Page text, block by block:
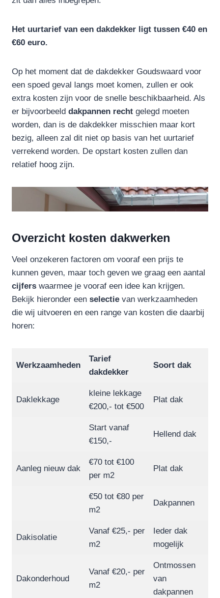
Het uurtarief van een dakdekker ligt tussen €40 en
€60 euro.
Op het moment dat de dakdekker Goudswaard voor
een spoed geval langs moet komen, zullen er ook
extra kosten zijn voor de snelle beschikbaarheid. Als
er bijvoorbeeld dakpannen recht gelegd moeten
worden, dan is de dakdekker misschien maar kort
bezig, alleen zal dit niet op basis van het uurtarief
verrekend worden. De opstart kosten zullen dan
relatief hoog zijn.
Overzicht kosten dakwerken
Veel onzekeren factoren om vooraf een prijs te
kunnen geven, maar toch geven we graag een aantal
cijfers waarmee je vooraf een idee kan krijgen.
Bekijk hieronder een selectie van werkzaamheden
die wij uitvoeren en een range van kosten die daarbij
horen:
Werkzaamheden
Tarief
dakdekker
Soort dak
Daklekkage
kleine lekkage
€200,- tot €500
Plat dak
Start vanaf
€150,-
Hellend dak
Aanleg nieuw dak
€70 tot €100
per m2
Plat dak
€50 tot €80 per
m2
Dakpannen
Dakisolatie
Vanaf €25,- per
m2
Ieder dak
mogelijk
Dakonderhoud
Vanaf €20,- per
m2
Ontmossen
van
dakpannen